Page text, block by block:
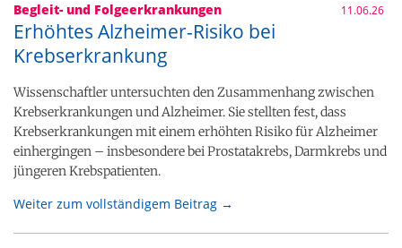
Begleit- und Folgeerkrankungen 11.06.26
Erhöhtes Alzheimer-Risiko bei
Krebserkrankung
Wissenschaftler untersuchten den Zusammenhang zwischen
Krebserkrankungen und Alzheimer. Sie stellten fest, dass
Krebserkrankungen mit einem erhöhten Risiko für Alzheimer
einhergingen – insbesondere bei Prostatakrebs, Darmkrebs und
jüngeren Krebspatienten.
Weiter zum vollständigem Beitrag →